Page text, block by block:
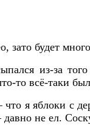
зато будет
из-за
то всё-таки
я яблоки с
не ел.